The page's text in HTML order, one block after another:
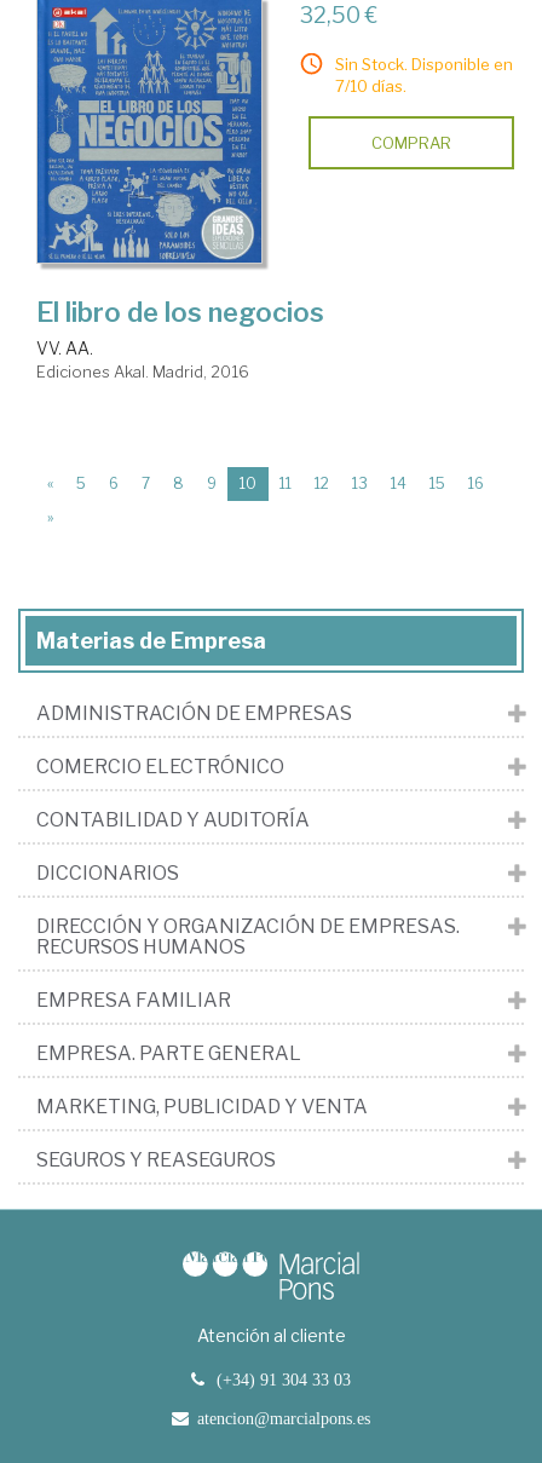
32,50 €
Sin Stock. Disponible en
7/10 días.
COMPRAR
El libro de los negocios
VV. AA.
Ediciones Akal. Madrid, 2016
« 5 6 7 8 9 10 (current)
11 12 13 14 15
16
»
Materias de Empresa
ADMINISTRACIÓN DE EMPRESAS
COMERCIO ELECTRÓNICO
CONTABILIDAD Y AUDITORÍA
DICCIONARIOS
DIRECCIÓN Y ORGANIZACIÓN DE EMPRESAS.
RECURSOS HUMANOS
EMPRESA FAMILIAR
EMPRESA. PARTE GENERAL
MARKETING, PUBLICIDAD Y VENTA
SEGUROS Y REASEGUROS
Atención al cliente
(+34) 91 304 33 03
atencion@marcialpons.es